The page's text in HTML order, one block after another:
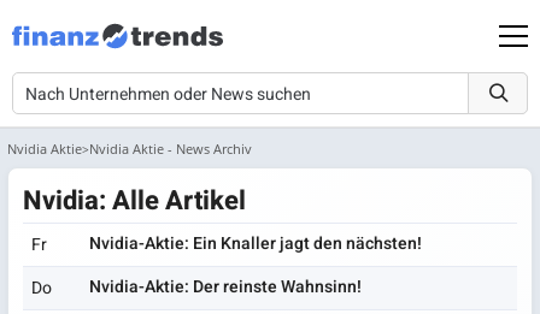
Nvidia Aktie Nvidia Aktie - News Archiv
Nvidia: Alle Artikel
Fr
Nvidia-Aktie: Ein Knaller jagt den nächsten!
Do
Nvidia-Aktie: Der reinste Wahnsinn!